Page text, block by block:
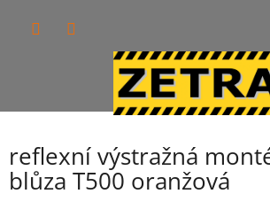
reflexní výstražná
blůza T500 oranžová